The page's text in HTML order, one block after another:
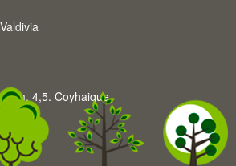
Km. 4,5. Coyhaique